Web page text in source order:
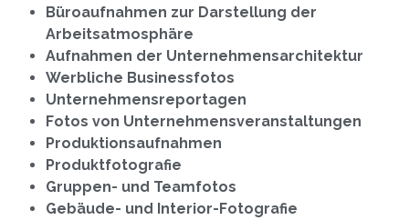
Büroaufnahmen zur Darstellung der
Arbeitsatmosphäre
Aufnahmen der Unternehmensarchitektur
Werbliche Businessfotos
Unternehmensreportagen
Fotos von Unternehmensveranstaltungen
Produktionsaufnahmen
Produktfotografie
Gruppen- und Teamfotos
Gebäude- und Interior-Fotografie